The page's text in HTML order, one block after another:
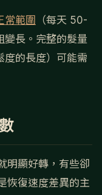
常範圍 （每天 50-
變長。完整的髮量
度的長度）可能需
明顯好轉，有些卻
恢復速度差異的主